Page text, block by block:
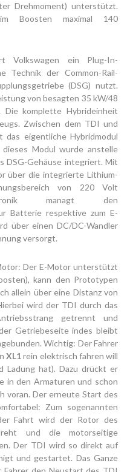
Drehmoment) unterstützt.
Boosten maximal 140
Volkswagen ein Plug-In-
Technik der Common-Rail-
(DSG) nutzt.
von besagten 35 kW/48
Die komplette Hybrideinheit
Zwischen dem TDI und
das eigentliche Hybridmodul
Modul wurde anstelle
DSG-Gehäuse integriert. Mit
über die integrierte Lithium-
von 220 Volt
managt den
Batterie respektive zum E-
über einen DC/DC-Wandler
versorgt.
Der E-Motor unterstützt
kann den Prototypen
allein über eine Distanz von
wird der TDI durch das
getrennt und
Getriebeseite indes bleibt
Wichtig: Der Fahrer
XL1rein elektrisch fahren will
Ladung hat). Dazu drückt er
in den Armaturen und schon
voran. Der erneute Start des
Zum sogenannten
Fahrt wird der Rotor des
und die motorseitige
Der TDI wird so direkt auf
und gestartet. Das Ganze